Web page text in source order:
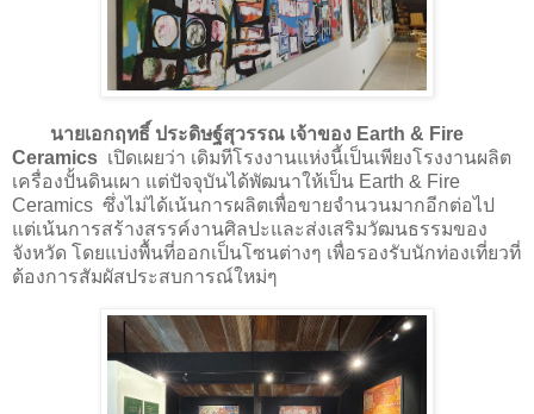
นายเอกฤทธิ์ ประดิษฐ์สุวรรณ เจ้าของ Earth & Fire
Ceramics เปิดเผยว่า เดิมทีโรงงานแห่งนี้เป็นเพียงโรงงานผลิต
เครื่องปั้นดินเผา แต่ปัจจุบันได้พัฒนาให้เป็น Earth & Fire
Ceramics ซึ่งไม่ได้เน้นการผลิตเพื่อขายจำนวนมากอีกต่อไป
แต่เน้นการสร้างสรรค์งานศิลปะและส่งเสริมวัฒนธรรมของ
จังหวัด โดยแบ่งพื้นที่ออกเป็นโซนต่างๆ เพื่อรองรับนักท่องเที่ยวที่
ต้องการสัมผัสประสบการณ์ใหม่ๆ